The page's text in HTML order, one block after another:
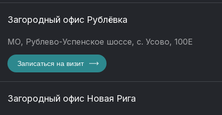
Загородный офис Рублёвка
МО, Рублево-Успенское шоссе, с. Усово, 100Е
Записаться на визит
Загородный офис Новая Рига